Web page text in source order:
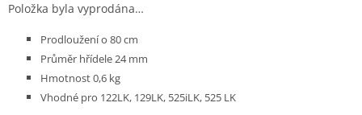
Položka byla vyprodána…
Prodloužení o 80 cm
Průměr hřídele 24 mm
Hmotnost 0,6 kg
Vhodné pro 122LK, 129LK, 525iLK, 525 LK